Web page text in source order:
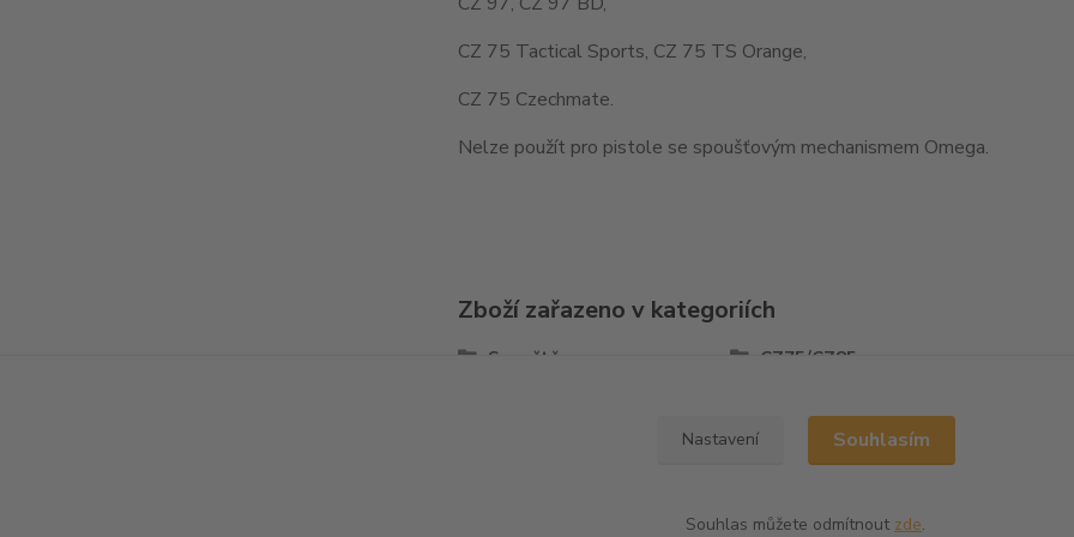
CZ 75 Tactical Sports, CZ 75 TS Orange,
CZ 75 Czechmate.
Nelze použít pro pistole se spoušťovým mechanismem Omega.
Zboží zařazeno v kategoriích
Spouště CZ75/CZ85
Nastavení Souhlasím
Souhlas můžete odmítnout zde.